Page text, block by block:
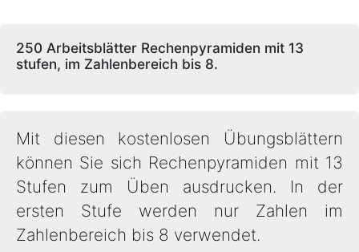
250 Arbeitsblätter Rechenpyramiden mit 13
stufen, im Zahlenbereich bis 8.
Mit diesen kostenlosen Übungsblättern
können Sie sich Rechenpyramiden mit 13
Stufen zum Üben ausdrucken. In der
ersten Stufe werden nur Zahlen im
Zahlenbereich bis 8 verwendet.